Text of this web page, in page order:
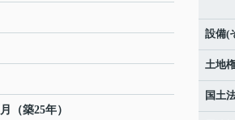
（築25年）
設備(
土地
国土